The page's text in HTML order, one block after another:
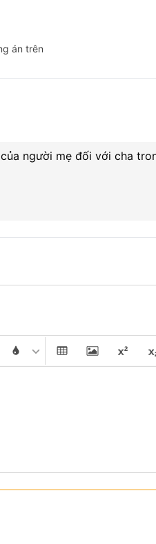
án trên
người mẹ đối với cha